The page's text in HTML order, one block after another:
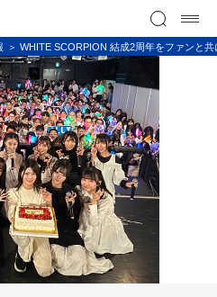
WHITE SCORPION 結成2周年をファンと